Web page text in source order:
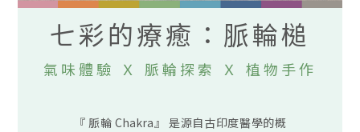
七彩的療癒：脈輪槌
氣味體驗 Ｘ 脈輪探索 Ｘ 植物手作
『 脈輪 Chakra』 是源自古印度醫學的概